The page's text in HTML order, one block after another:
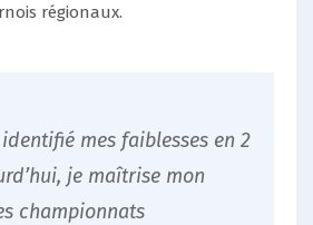
régionaux.
mes faiblesses en 2
je maîtrise mon
championnats